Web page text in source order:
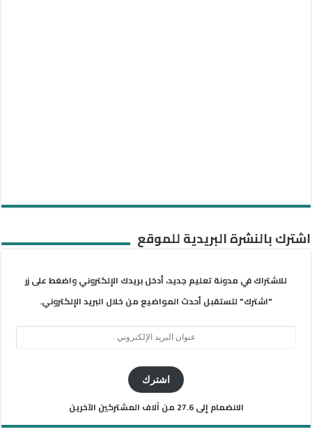
اشترك بالنشرة البريدية للموقع
للاشتراك في مدونة تعليم جديد، أدخل بريدك الإلكتروني واضغط على زر
"اشترك" لتستقبل أحدث المواضيع من خلال البريد الإلكتروني.
اشترك
الانضمام إلى 27.6 من آلاف المشتركين الآخرين